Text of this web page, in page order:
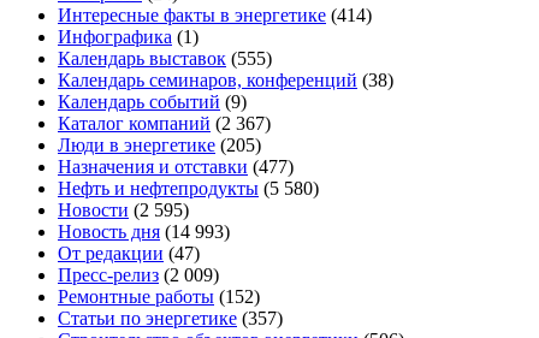
Интересные факты в энергетике (414)
Инфографика (1)
Календарь выставок (555)
Календарь семинаров, конференций (38)
Календарь событий (9)
Каталог компаний (2 367)
Люди в энергетике (205)
Назначения и отставки (477)
Нефть и нефтепродукты (5 580)
Новости (2 595)
Новость дня (14 993)
От редакции (47)
Пресс-релиз (2 009)
Ремонтные работы (152)
Статьи по энергетике (357)